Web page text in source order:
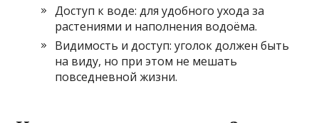
Доступ к воде: для удобного ухода за
растениями и наполнения водоёма.
Видимость и доступ: уголок должен быть
на виду, но при этом не мешать
повседневной жизни.